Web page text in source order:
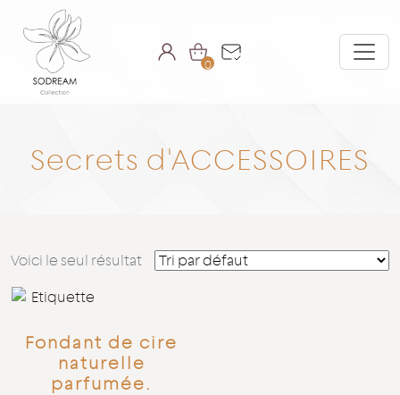
0
Secrets d'ACCESSOIRES
Voici le seul résultat
Fondant de cire
naturelle
parfumée.